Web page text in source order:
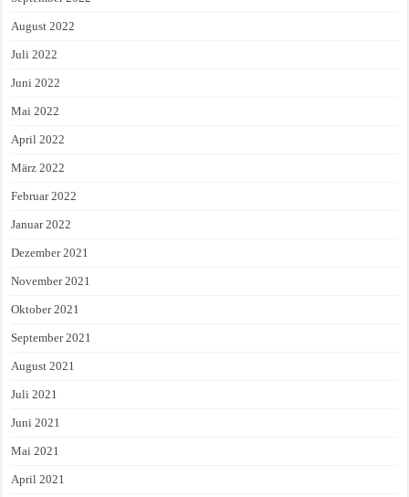
August 2022
Juli 2022
Juni 2022
Mai 2022
April 2022
März 2022
Februar 2022
Januar 2022
Dezember 2021
November 2021
Oktober 2021
September 2021
August 2021
Juli 2021
Juni 2021
Mai 2021
April 2021